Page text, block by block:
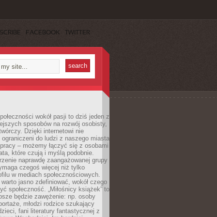
FACEBOOK TWITTER
wokół pasji to dziś jeden z
sposobów na rozwój osobisty,
Dzięki internetowi nie
do ludzi z naszego miasta
– możemy łączyć się z osobami
które czują i myślą podobnie.
naprawdę zaangażowanej grupy
czegoś więcej niż tylko
w mediach społecznościowych.
jasno zdefiniować, wokół czego
społeczność. „Miłośnicy książek” to
będzie zawężenie: np. osoby
młodzi rodzice szukający
fani literatury fantastycznej z